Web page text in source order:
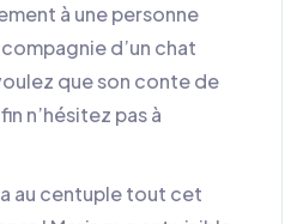
à une personne
d’un chat
que son conte de
n’hésitez pas à
au centuple tout cet